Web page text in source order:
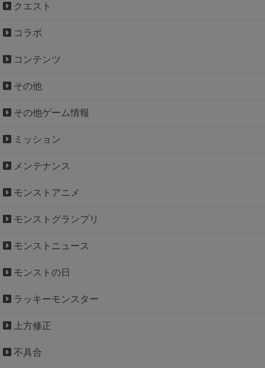
クエスト
コラボ
コンテンツ
その他
その他ゲーム情報
ミッション
メンテナンス
モンストアニメ
モンストグランプリ
モンストニュース
モンストの日
ラッキーモンスター
上方修正
不具合